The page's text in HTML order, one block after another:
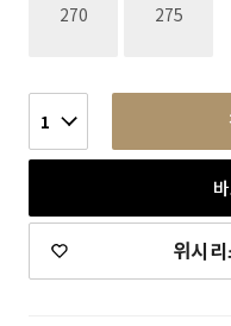
270재고없음 275재고없음
1
위시